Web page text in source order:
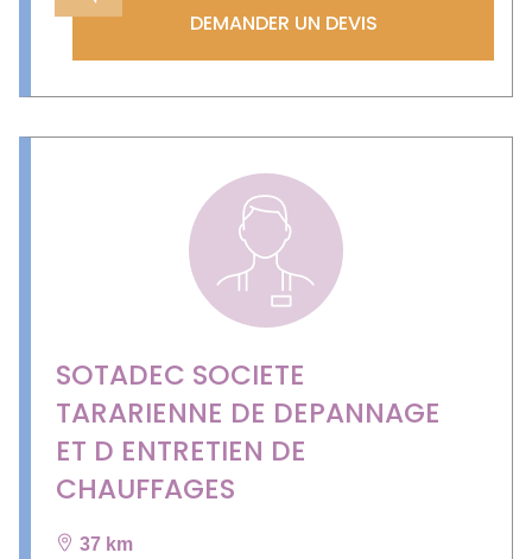
DEMANDER UN DEVIS
SOTADEC SOCIETE
TARARIENNE DE DEPANNAGE
ET D ENTRETIEN DE
CHAUFFAGES
37 km